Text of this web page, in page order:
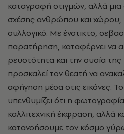
καταγραφή στιγμών, αλλά
σχέσης ανθρώπου και χώρου,
συλλογικό. Με ένστικτο,
παρατήρηση, καταφέρνει να
ρευστότητα και την ουσία
προσκαλεί τον θεατή να
αφήγηση μέσα στις εικόνες.
υπενθυμίζει ότι η
καλλιτεχνική έκφραση, αλλά
κατανοήσουμε τον κόσμο